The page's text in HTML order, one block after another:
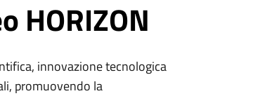
HORIZON
innovazione tecnologica
promuovendo la